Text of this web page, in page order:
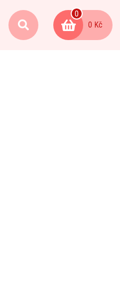
0
0 Kč